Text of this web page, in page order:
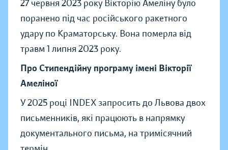
27 червня 2023 року Вікторію Амеліну було
поранено під час російського ракетного
удару по Краматорську. Вона померла від
травм 1 липня 2023 року.
Про Стипендійну програму імені Вікторії
Амеліної
У 2025 році INDEX запросить до Львова двох
письменників, які працюють в напрямку
документального письма, на тримісячний